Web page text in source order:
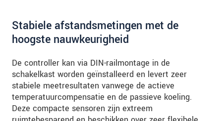
Stabiele afstandsmetingen met de
hoogste nauwkeurigheid
De controller kan via DIN-railmontage in de
schakelkast worden geïnstalleerd en levert zeer
stabiele meetresultaten vanwege de actieve
temperatuurcompensatie en de passieve koeling.
Deze compacte sensoren zijn extreem